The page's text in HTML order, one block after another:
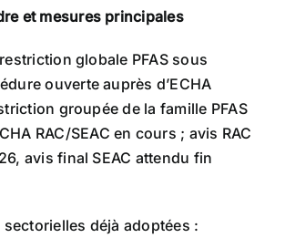
et mesures principales
globale PFAS sous
ouverte auprès d’ECHA
groupée de la famille PFAS
RAC/SEAC en cours ; avis RAC
avis final SEAC attendu fin
déjà adoptées :